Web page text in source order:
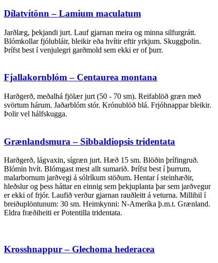
Dílatvítönn – Lamium maculatum
Jarðlæg, þekjandi jurt. Lauf gjarnan meira og minna silfurgrátt.
Blómkollar fjólubláir, bleikir eða hvítir eftir yrkjum. Skuggþolin.
Þrífst best í venjulegri garðmold sem ekki er of þurr.
Fjallakornblóm – Centaurea montana
Harðgerð, meðalhá fjölær jurt (50 - 70 sm). Reifablöð græn með
svörtum hárum. Jaðarblóm stór. Krónublöð blá. Frjóhnappar bleikir.
Þolir vel hálfskugga.
Grænlandsmura – Sibbaldiopsis tridentata
Harðgerð, lágvaxin, sígræn jurt. Hæð 15 sm. Blöðin þrífingruð.
Blómin hvít. Blómgast mest allt sumarið. Þrífst best í þurrum,
malarbornum jarðvegi á sólríkum stöðum. Hentar í steinhæðir,
hleðslur og þess háttar en einnig sem þekjuplanta þar sem jarðvegur
er ekki of frjór. Laufið verður gjarnan rauðleitt á veturna. Millibil í
breiðuplöntunum: 30 sm. Heimkynni: N-Ameríka þ.m.t. Grænland.
Eldra fræðiheiti er Potentilla tridentata.
Krosshnappur – Glechoma hederacea